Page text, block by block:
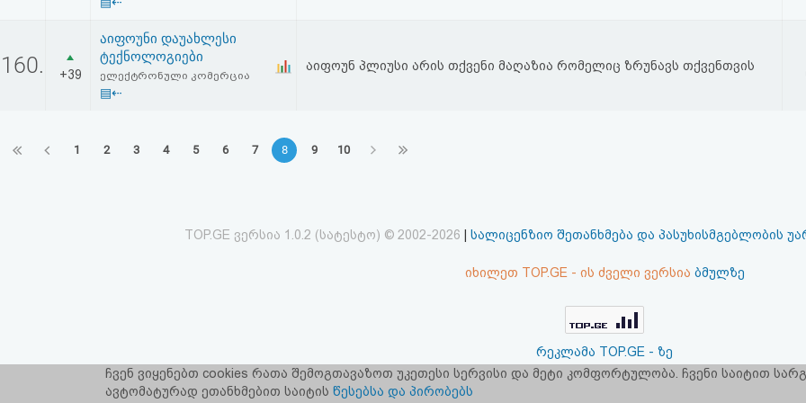
160. +39
აიფოუნი დაუახლესი
ტექნოლოგიები
ელექტრონული კომერცია
▤⇠
აიფოუნ პლიუსი არის თქვენი მაღაზია რომელიც ზრუნავს თქვენთვის
1 2 3 4 5 6 7 8 9 10
TOP.GE ვერსია 1.0.2 (სატესტო) © 2002-2026 სალიცენზიო შეთანხმება და პასუხისმგებლობის
იხილეთ TOP.GE - ის ძველი ვერსია ბმულზე
რეკლამა TOP.GE - ზე
TOP.GE-ს სერვერების განთავსებას და ინტერნეტთან კავშირს
ჩვენ ვიყენებთ cookies რათა შემოგთავაზოთ უკეთესი სერვისი და მეტი კომფორტულობა. ჩვენი საიტით
ავტომატურად ეთანხმებით საიტის წესებსა და პირობებს